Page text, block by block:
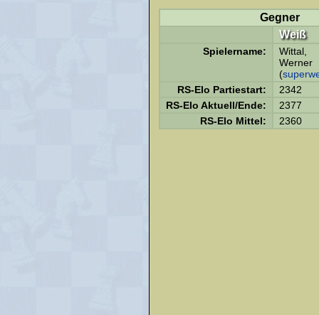
Gegner
Weiß
Spielername:
Wittal,
Werner
(
RS-Elo Partiestart:
2342
RS-Elo Aktuell/Ende:
2377
RS-Elo Mittel:
2360